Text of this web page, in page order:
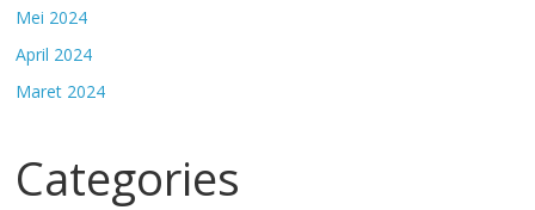
Mei 2024
April 2024
Maret 2024
Categories